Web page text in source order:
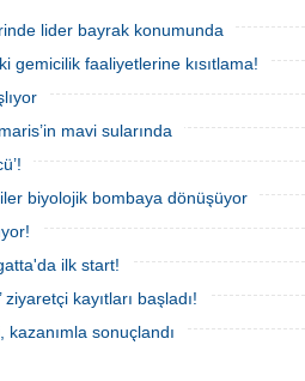
aldığı Alman işletmesindeki Emil
gemisinde yangın çıktı; teknik sistemler
durunca mürettebat tahliye edildi.
lider bayrak konumunda
gemicilik faaliyetlerine kısıtlama!
mavi sularında
biyolojik bombaya dönüşüyor
ilk start!
kayıtları başladı!
sonuçlandı